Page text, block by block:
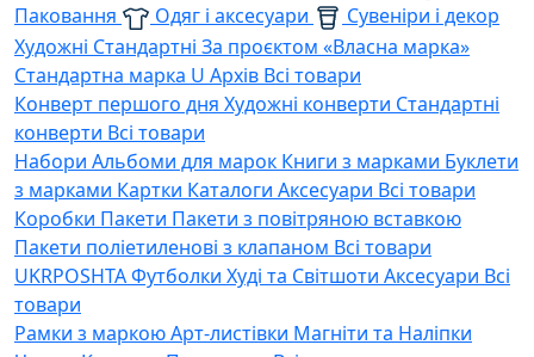
Паковання
Одяг і аксесуари
Сувеніри і декор
Художні Стандартні За проєктом «Власна марка»
Стандартна марка U Архів Всі товари
Конверт першого дня Художні конверти Стандартні
конверти Всі товари
Набори Альбоми для марок Книги з марками Буклети
з марками Картки Каталоги Аксесуари Всі товари
Коробки Пакети Пакети з повітряною вставкою
Пакети поліетиленові з клапаном Всі товари
UKRPOSHTAФутболки Худі та Світшоти Аксесуари Всі
товари
Рамки з маркоюАрт-листівки Магніти та Наліпки